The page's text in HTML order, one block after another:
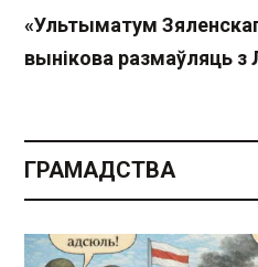
«Ультыматум
вынікова размаўляць
ГРАМАДСТВА